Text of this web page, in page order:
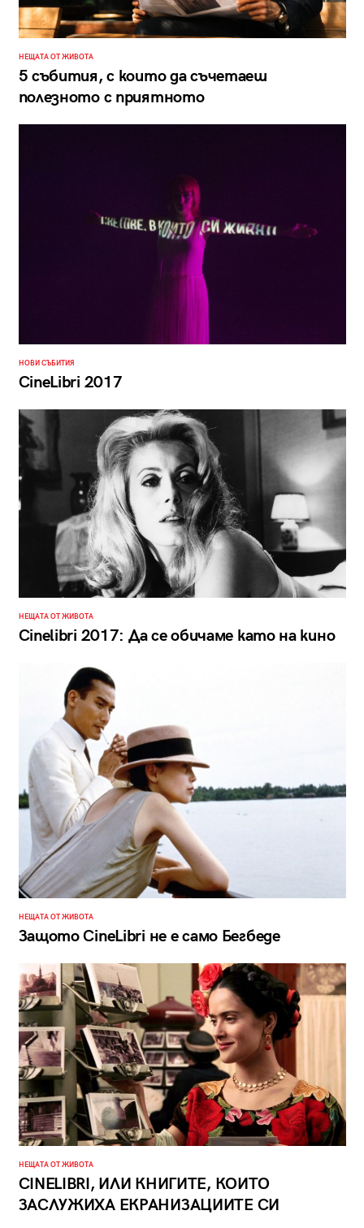
НЕЩАТА ОТ ЖИВОТА
5 събития, с които да съчетаеш
полезното с приятното
НОВИ СЪБИТИЯ
CineLibri 2017
НЕЩАТА ОТ ЖИВОТА
Cinelibri 2017: Да се обичаме като на кино
НЕЩАТА ОТ ЖИВОТА
Защото CineLibri не е само Бегбеде
НЕЩАТА ОТ ЖИВОТА
CINELIBRI, ИЛИ КНИГИТЕ, КОИТО
ЗАСЛУЖИХА ЕКРАНИЗАЦИИТЕ СИ